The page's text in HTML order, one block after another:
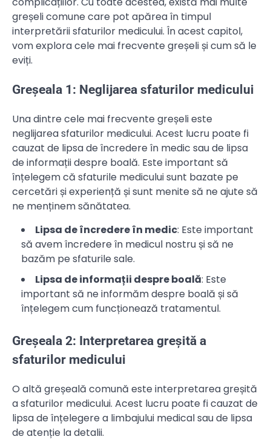
greșeli comune care pot apărea în timpul
interpretării sfaturilor medicului. În acest capitol,
vom explora cele mai frecvente greșeli și cum să le
eviți.
Greșeala 1: Neglijarea sfaturilor medicului
Una dintre cele mai frecvente greșeli este
neglijarea sfaturilor medicului. Acest lucru poate fi
cauzat de lipsa de încredere în medic sau de lipsa
de informații despre boală. Este important să
înțelegem că sfaturile medicului sunt bazate pe
cercetări și experiență și sunt menite să ne ajute să
ne menținem sănătatea.
Lipsa de încredere în medic: Este important
să avem încredere în medicul nostru și să ne
bazăm pe sfaturile sale.
Lipsa de informații despre boală: Este
important să ne informăm despre boală și să
înțelegem cum funcționează tratamentul.
Greșeala 2: Interpretarea greșită a
sfaturilor medicului
O altă greșeală comună este interpretarea greșită
a sfaturilor medicului. Acest lucru poate fi cauzat de
lipsa de înțelegere a limbajului medical sau de lipsa
de atenție la detalii.